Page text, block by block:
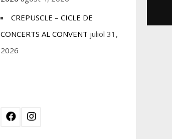
CREPUSCLE – CICLE DE
CONCERTS AL CONVENT juliol 31,
2026